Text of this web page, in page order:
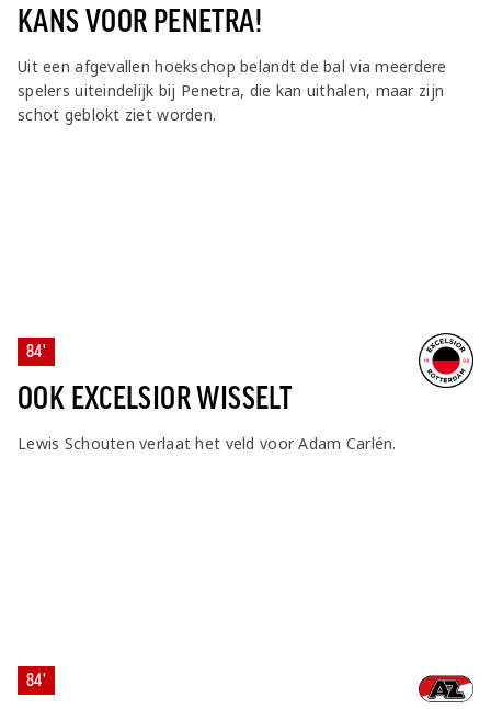
KANS VOOR PENETRA!
Uit een afgevallen hoekschop belandt de bal via meerdere
spelers uiteindelijk bij Penetra, die kan uithalen, maar zijn
schot geblokt ziet worden.
84'
OOK EXCELSIOR WISSELT
Lewis Schouten verlaat het veld voor Adam Carlén.
84'